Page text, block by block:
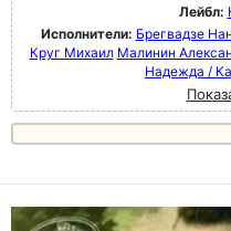
Лейбл:
Исполнители: Брегвадзе
Круг Михаил Малинин
Надежда /